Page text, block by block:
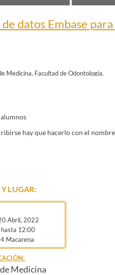
datos Embase
Medicina Facultad de Odontología
hay que hacerlo con el
LUGAR:
Abril, 2022
hasta 12:00
Macarena
Medicina